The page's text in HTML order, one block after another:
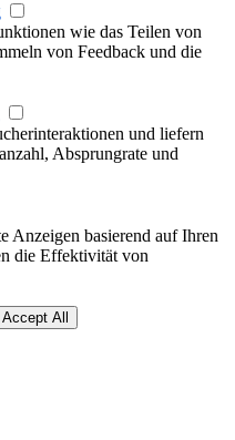
wie das Teilen von
von Feedback und die
und liefern
Absprungrate und
Anzeigen basierend auf Ihren
die Effektivität von
Accept All